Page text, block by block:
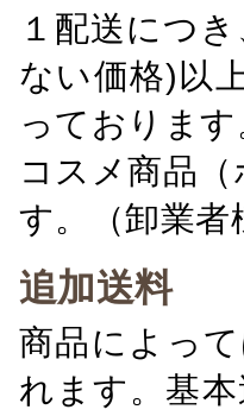
１配送につ
ない価格)以
っております
コスメ商品
す。（卸業者
追加送料
商品によっ
れます。基